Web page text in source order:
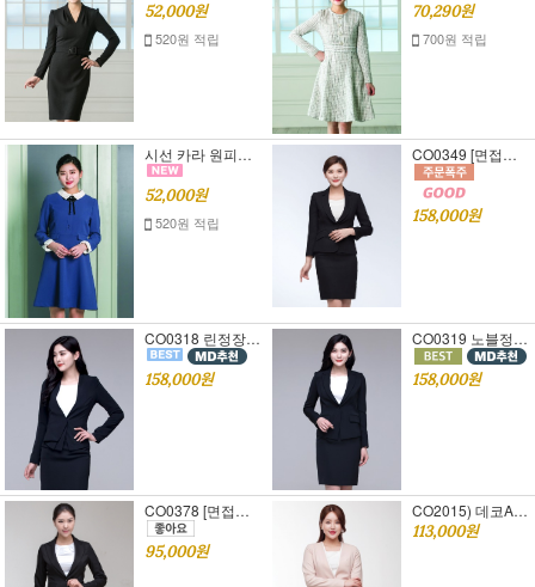
52,000원
520원 적립
70,290원
700원 적립
시선 카라 원피스[면접정장],[면접 원피스]S,M,L
52,000원
520원 적립
CO0349 [면접복장] 튤립정장 (뒷라인이 예쁜 디자인)
158,000원
CO0318 린정장세트 [여자면접정장][44~100size]
158,000원
CO0319 노블정장세트 [여자면접정장][공무원면접복장추천!]
158,000원
CO0378 [면접복장]공무원면접복장 추천^^
95,000원
CO2015) 데코A 스커트세트 [블랙, 베이지]S,M,L
113,000원